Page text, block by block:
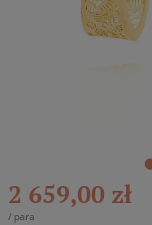
2 659,00 zł
/ para